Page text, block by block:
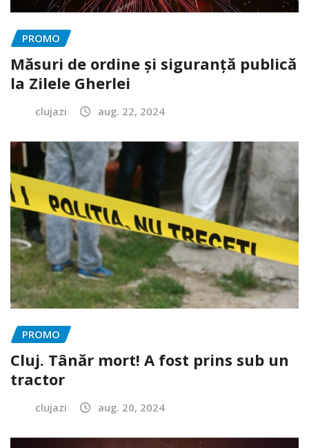
PROMO
Măsuri de ordine și siguranță publică
la Zilele Gherlei
clujazi aug. 22, 2024
PROMO
Cluj. Tânăr mort! A fost prins sub un
tractor
clujazi aug. 20, 2024